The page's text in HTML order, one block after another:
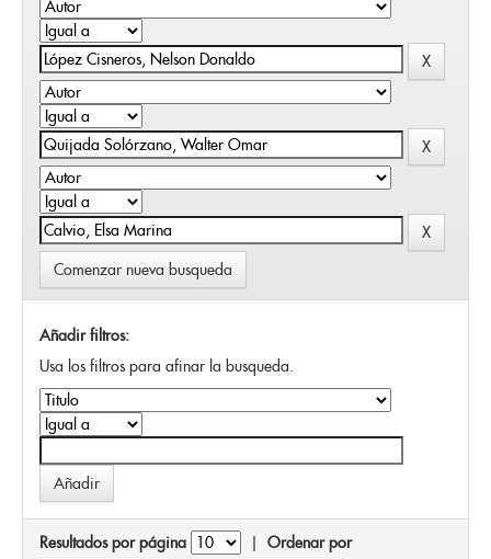
Comenzar nueva busqueda
Añadir filtros:
Usa los filtros para afinar la busqueda.
Resultados por página | Ordenar por